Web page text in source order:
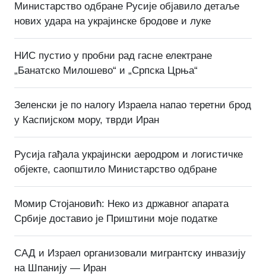
Министарство одбране Русије објавило детаље
нових удара на украјинске бродове и луке
НИС пустио у пробни рад гасне електране
„Банатско Милошево“ и „Српска Црња“
Зеленски је по налогу Израела напао теретни брод
у Каспијском мору, тврди Иран
Русија гађала украјински аеродром и логистичке
објекте, саопштило Министарство одбране
Момир Стојановић: Неко из државног апарата
Србије доставио је Приштини моје податке
САД и Израел организовали мигрантску инвазију
на Шпанију — Иран